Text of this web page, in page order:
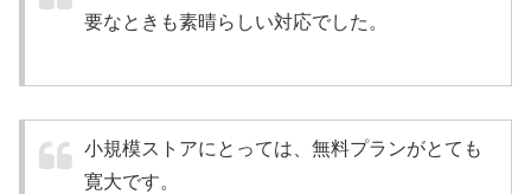
要なときも素晴らしい対応でした。
小規模ストアにとっては、無料プランがとても
寛大です。